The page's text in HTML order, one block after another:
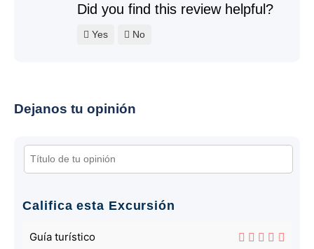
Did you find this review helpful?
Yes No
Dejanos tu opinión
Califica esta Excursión
Guía turístico